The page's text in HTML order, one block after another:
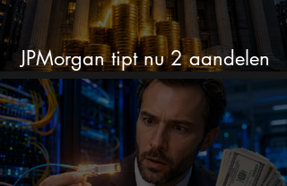
JPMorgan tipt nu 2 aandelen
voor augustus